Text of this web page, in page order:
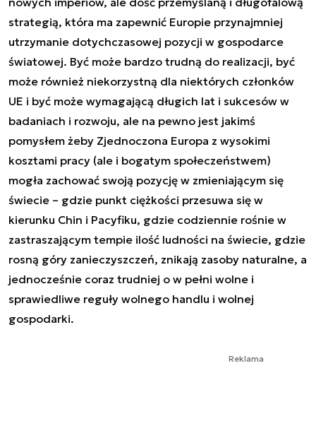
strategią, która ma zapewnić Europie przynajmniej
utrzymanie dotychczasowej pozycji w gospodarce
światowej. Być może bardzo trudną do realizacji, być
może również niekorzystną dla niektórych członków
UE i być może wymagającą długich lat i sukcesów w
badaniach i rozwoju, ale na pewno jest jakimś
pomysłem żeby Zjednoczona Europa z wysokimi
kosztami pracy (ale i bogatym społeczeństwem)
mogła zachować swoją pozycję w zmieniającym się
świecie – gdzie punkt ciężkości przesuwa się w
kierunku Chin i Pacyfiku, gdzie codziennie rośnie w
zastraszającym tempie ilość ludności na świecie, gdzie
rosną góry zanieczyszczeń, znikają zasoby naturalne, a
jednocześnie coraz trudniej o w pełni wolne i
sprawiedliwe reguły wolnego handlu i wolnej
gospodarki.
Reklama